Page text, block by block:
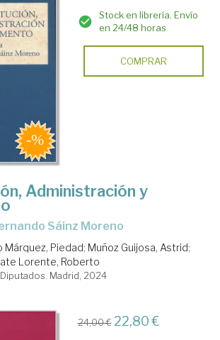
Stock en librería. Envío
en 24/48 horas
COMPRAR
Administración y
Sáinz Moreno
Márquez, Piedad; Muñoz Guijosa, Astrid;
Lorente, Roberto
Madrid, 2024
24,00 € 22,80 €